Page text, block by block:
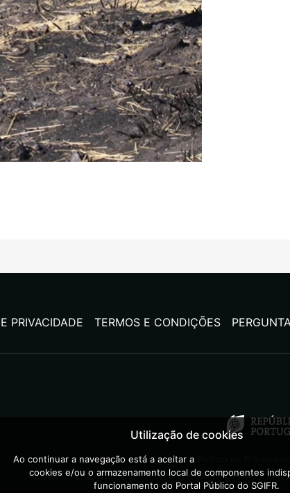
PRIVACIDADE TERMOS E CONDIÇÕES
Utilização de cookies
Ao continuar a navegação está a aceitar a
cookies e/ou o armazenamento local de componentes
funcionamento do Portal Público do SGIFR.